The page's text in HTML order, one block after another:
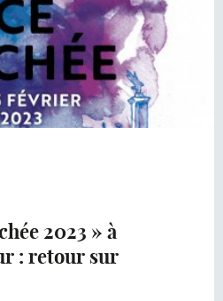
2023 » à
: retour sur